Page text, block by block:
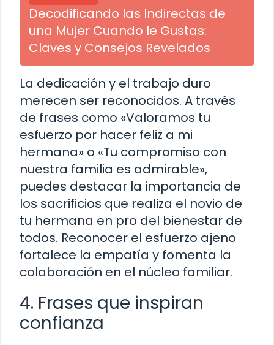
Decodificando las Indirectas de
una Mujer Cuando le Gustas:
Claves y Consejos Revelados
La dedicación y el trabajo duro
merecen ser reconocidos. A través
de frases como «Valoramos tu
esfuerzo por hacer feliz a mi
hermana» o «Tu compromiso con
nuestra familia es admirable»,
puedes destacar la importancia de
los sacrificios que realiza el novio de
tu hermana en pro del bienestar de
todos. Reconocer el esfuerzo ajeno
fortalece la empatía y fomenta la
colaboración en el núcleo familiar.
4. Frases que inspiran
confianza